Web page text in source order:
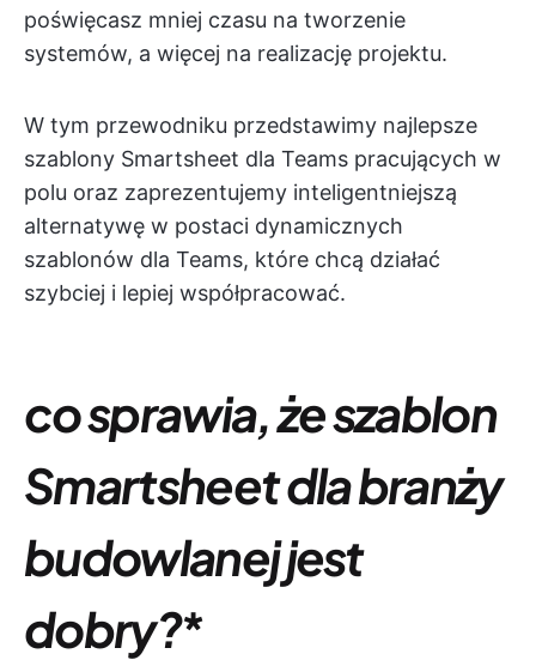
poświęcasz mniej czasu na tworzenie
systemów, a więcej na realizację projektu.
W tym przewodniku przedstawimy najlepsze
szablony Smartsheet dla Teams pracujących w
polu oraz zaprezentujemy inteligentniejszą
alternatywę w postaci dynamicznych
szablonów dla Teams, które chcą działać
szybciej i lepiej współpracować.
co sprawia, że szablon
Smartsheet dla branży
budowlanej jest
dobry?*